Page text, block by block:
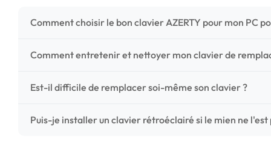
Comment choisir le bon clavier AZERTY pour mon PC
Pour ne pas vous tromper, vérifiez trois points critiques
Comment entretenir et nettoyer mon clavier de
Un entretien régulier prolonge la vie de vos touches.
Est-il difficile de remplacer soi-même son clavier ?
C'est une réparation accessible et très économique !
Puis-je installer un clavier rétroéclairé si le mien ne l'est